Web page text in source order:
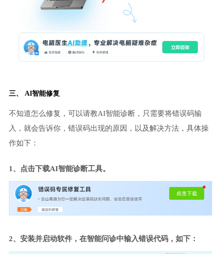
三、 AI智能修复
不知道怎么修复，可以请教AI智能诊断，只需要将错误码输
入，就会告诉你，错误码出现的原因，以及解决方法，具体操
作如下：
1、点击下载AI智能诊断工具。
2、安装并启动软件，在智能问诊中输入错误代码，如下：